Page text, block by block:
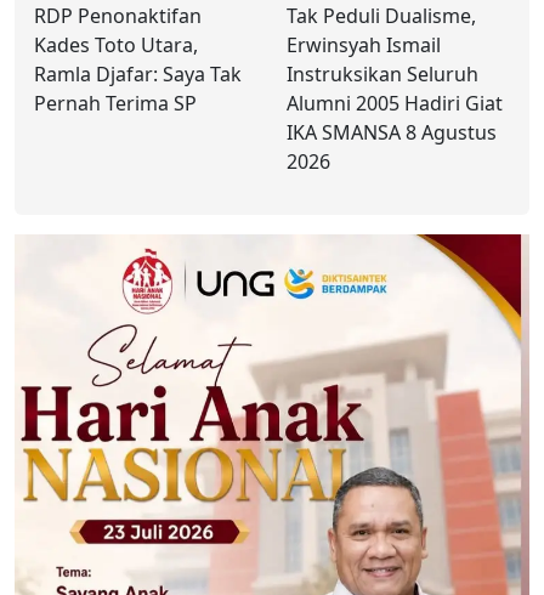
RDP Penonaktifan
Kades Toto Utara,
Ramla Djafar: Saya Tak
Pernah Terima SP
Tak Peduli Dualisme,
Erwinsyah Ismail
Instruksikan Seluruh
Alumni 2005 Hadiri Giat
IKA SMANSA 8 Agustus
2026